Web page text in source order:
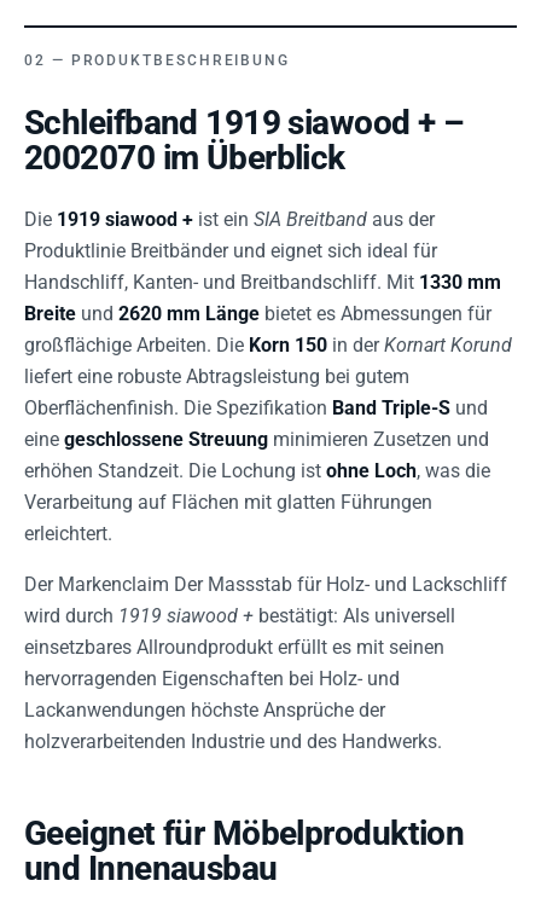
PRODUKTBESCHREIBUNG
Schleifband 1919 siawood + –
2002070 im Überblick
Die 1919 siawood + ist ein SIA Breitband aus der
Produktlinie Breitbänder und eignet sich ideal für
Handschliff, Kanten- und Breitbandschliff. Mit 1330 mm
Breite und 2620 mm Länge bietet es Abmessungen für
großflächige Arbeiten. Die Korn 150 in derKornart Korund
liefert eine robuste Abtragsleistung bei gutem
Oberflächenfinish. Die Spezifikation Band Triple-S und
eine geschlossene Streuung minimieren Zusetzen und
erhöhen Standzeit. Die Lochung ist ohne Loch, was die
Verarbeitung auf Flächen mit glatten Führungen
erleichtert.
Der Markenclaim Der Massstab für Holz- und Lackschliff
wird durch 1919 siawood + bestätigt: Als universell
einsetzbares Allroundprodukt erfüllt es mit seinen
hervorragenden Eigenschaften bei Holz- und
Lackanwendungen höchste Ansprüche der
holzverarbeitenden Industrie und des Handwerks.
Geeignet für Möbelproduktion
und Innenausbau